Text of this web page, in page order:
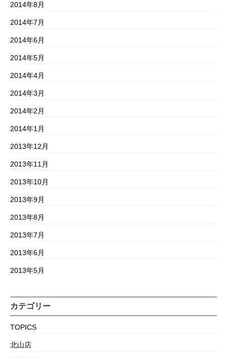
2014年8月
2014年7月
2014年6月
2014年5月
2014年4月
2014年3月
2014年2月
2014年1月
2013年12月
2013年11月
2013年10月
2013年9月
2013年8月
2013年7月
2013年6月
2013年5月
カテゴリー
TOPICS
北山店